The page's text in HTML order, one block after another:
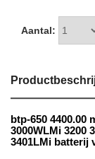
Aantal:
btp-650 4400.00
3000WLMi 3200
3401LMi batterij